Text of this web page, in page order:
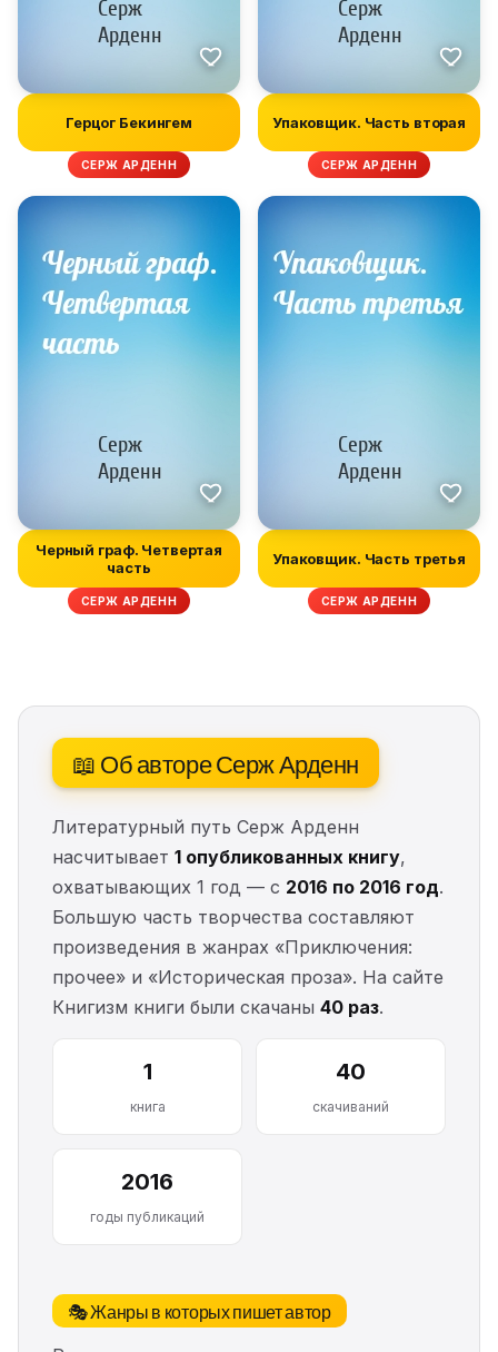
Герцог Бекингем
СЕРЖ АРДЕНН
Упаковщик. Часть вторая
СЕРЖ АРДЕНН
Черный граф. Четвертая
часть
СЕРЖ АРДЕНН
Упаковщик. Часть третья
СЕРЖ АРДЕНН
📖 Об авторе Серж Арденн
Литературный путь Серж Арденн
насчитывает 1 опубликованных книгу,
охватывающих 1 год — с 2016 по 2016 год.
Большую часть творчества составляют
произведения в жанрах «Приключения:
прочее» и «Историческая проза». На сайте
Книгизм книги были скачаны 40 раз.
1
книга
40
скачиваний
2016
годы публикаций
🎭 Жанры в которых пишет автор